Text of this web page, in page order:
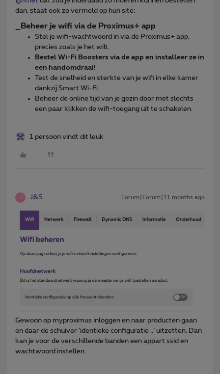
dan, staat ook zo vermeld op hun site:
Beheer je wifi via de Proximus+ app
Stel je wifi-wachtwoord in via de Proximus+ app,
precies zoals je het wilt.
Bestel Wi-Fi Boosters via de app en installeer ze in
een handomdraai!
Test de snelheid en sterkte van je wifi in elke kamer
dankzij Smart Wi-Fi.
Beheer de online tijd van je gezin door met slechts
een paar klikken de wifi-toegang uit te schakelen.
1 persoon vindt dit leuk
J J&S Forum|Forum|11 months ago
Gewoon op myproximus inloggen en naar producten gaan
en daar de schuiver ‘identieke configuratie ..’ uitzetten. Dan
kan je voor de verschillende banden een appart ssid en
wachtwoord instellen.